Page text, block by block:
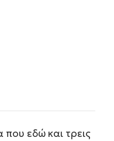
που εδώ και τρεις